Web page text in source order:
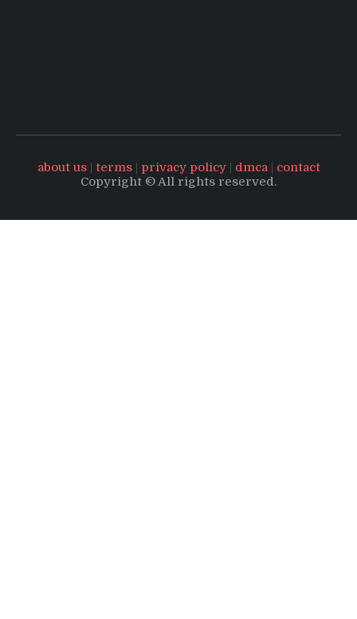
about us| terms| privacy policy| dmca| contact
Copyright © All rights reserved.